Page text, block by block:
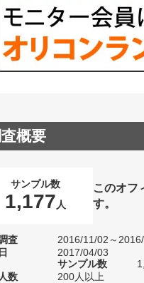
概要
サンプル数
1,177 人
このオフ
す。
査
2016/11/02～
2017/04/03
サンプル数
数
200人以上